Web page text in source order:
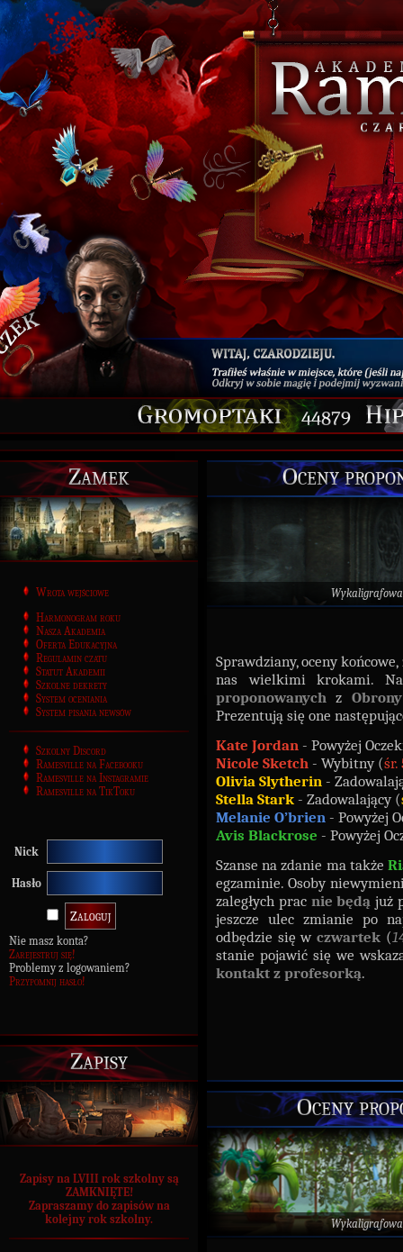
44879
Zamek
Wrota wejściowe
Harmonogram roku
Nasza Akademia
Oferta Edukacyjna
Regulamin czatu
Statut Akademii
Szkolne dekrety
System oceniania
System pisania newsów
Szkolny Discord
Ramesville na Facebooku
Ramesville na Instagramie
Ramesville na TikToku
Nick
Hasło
Nie masz konta?
Zarejestruj się!
Problemy z logowaniem?
Przypomnij hasło!
Zapisy
Zapisy na LVIII rok szkolny są
ZAMKNIĘTE!
Zapraszamy do zapisów na
kolejny rok szkolny.
Oceny
Sprawdziany, oceny
nas wielkimi krokami.
proponowanych z
Prezentują się one
Kate Jordan - Powyżej
Nicole Sketch - Wybitny (śr.
Olivia Slytherin -
Stella Stark - Zadowalający (
Melanie O’brien - Powyżej
Avis Blackrose - Powyżej
Szanse na zdanie ma także
egzaminie. Osoby
zaległych prac nie będą już
jeszcze ulec zmianie po
odbędzie się w czwartek (
stanie pojawić się we
kontakt z profesorką.
Oceny